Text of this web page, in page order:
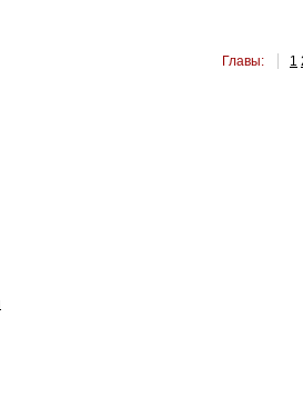
Главы: 1